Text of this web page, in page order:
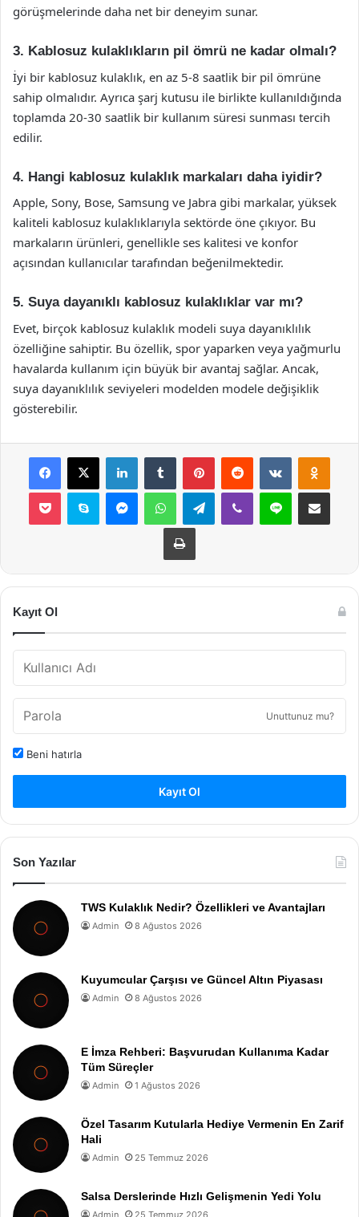
görüşmelerinde daha net bir deneyim sunar.
3. Kablosuz kulaklıkların pil ömrü ne kadar olmalı?
İyi bir kablosuz kulaklık, en az 5-8 saatlik bir pil ömrüne
sahip olmalıdır. Ayrıca şarj kutusu ile birlikte kullanıldığında
toplamda 20-30 saatlik bir kullanım süresi sunması tercih
edilir.
4. Hangi kablosuz kulaklık markaları daha iyidir?
Apple, Sony, Bose, Samsung ve Jabra gibi markalar, yüksek
kaliteli kablosuz kulaklıklarıyla sektörde öne çıkıyor. Bu
markaların ürünleri, genellikle ses kalitesi ve konfor
açısından kullanıcılar tarafından beğenilmektedir.
5. Suya dayanıklı kablosuz kulaklıklar var mı?
Evet, birçok kablosuz kulaklık modeli suya dayanıklılık
özelliğine sahiptir. Bu özellik, spor yaparken veya yağmurlu
havalarda kullanım için büyük bir avantaj sağlar. Ancak,
suya dayanıklılık seviyeleri modelden modele değişiklik
gösterebilir.
Facebook
X LinkedInTumblr PinterestReddit VKontakte
Pocket Skype MessengerWhatsAppTelegramViber Line E-Posta ile
Yazdır
Kayıt Ol
Unuttunuz mu?
Beni hatırla
Kayıt Ol
Son Yazılar
TWS Kulaklık Nedir? Özellikleri ve Avantajları
Admin 8 Ağustos 2026
Kuyumcular Çarşısı ve Güncel Altın Piyasası
Admin 8 Ağustos 2026
E İmza Rehberi: Başvurudan Kullanıma Kadar
Tüm Süreçler
Admin 1 Ağustos 2026
Özel Tasarım Kutularla Hediye Vermenin En Zarif
Hali
Admin 25 Temmuz 2026
Salsa Derslerinde Hızlı Gelişmenin Yedi Yolu
Admin 25 Temmuz 2026